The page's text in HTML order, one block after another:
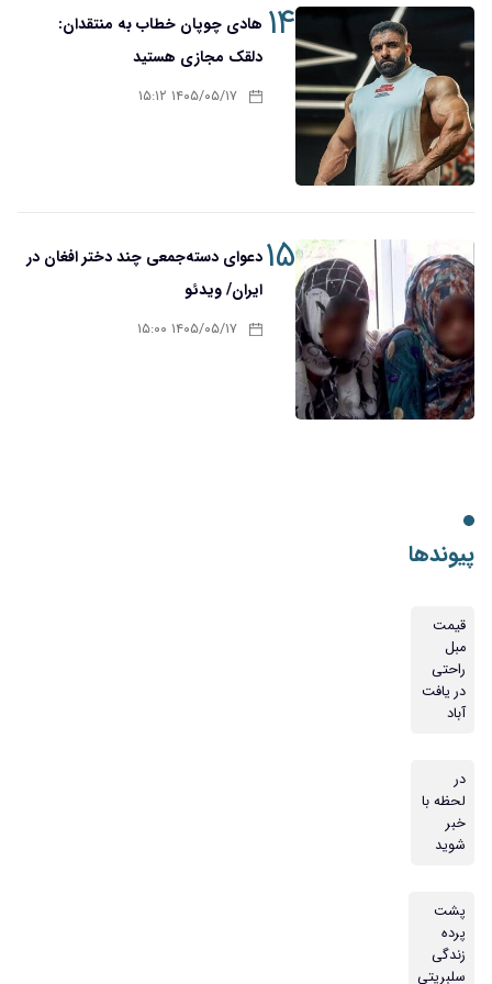
۱۴ هادی چوپان خطاب به منتقدان:
دلقک مجازی هستید
۱۴۰۵/۰۵/۱۷ ۱۵:۱۲
۱۵دعوای دسته‌جمعی چند دختر افغان در
ایران/ ویدئو
۱۴۰۵/۰۵/۱۷ ۱۵:۰۰
پیوندها
قیمت
مبل
راحتی
در یافت
آباد
در
لحظه با
خبر
شوید
پشت
پرده
زندگی
سلبریتی